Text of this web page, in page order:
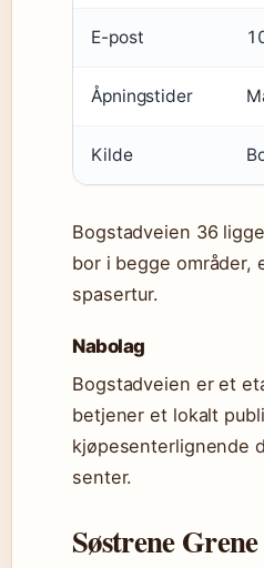
E-post
Åpningstider
Kilde
Bogstadveien 36
bor i begge områder,
spasertur.
Nabolag
Bogstadveien er et
betjener et lokalt
kjøpesenterlignende
senter.
Søstrene